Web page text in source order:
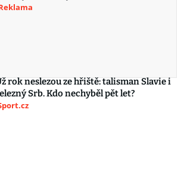
rok neslezou ze hřiště: talisman Slavie i
Srb. Kdo nechyběl pět let?